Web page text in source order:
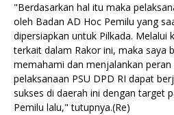
"Berdasarkan hal itu maka
oleh Badan AD Hoc Pemilu yang
dipersiapkan untuk Pilkada. Melalui
terkait dalam Rakor ini, maka saya
memahami dan menjalankan
pelaksanaan PSU DPD RI dapat
sukses di daerah ini dengan target
Pemilu lalu," tutupnya.(Re)